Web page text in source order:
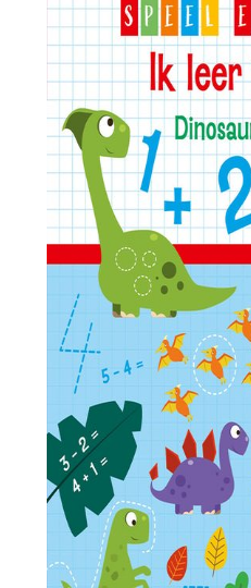
We gebruiken je gegevens
overeenstemming met ons